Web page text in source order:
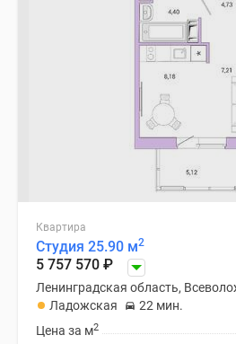
Квартира
Студия 25.90 м2
5 757 570 ₽
Ленинградская область,
Ладожская
22 мин.
Цена за м2